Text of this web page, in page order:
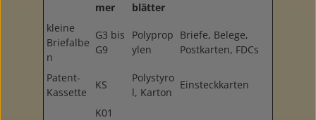
mer
blätter
kleine
Briefalbe
n
G3 bis
G9
Polyprop
ylen
Briefe, Belege,
Postkarten, FDCs
Patent-
Kassette
KS
Polystyro
l, Karton
Einsteckkarten
K01